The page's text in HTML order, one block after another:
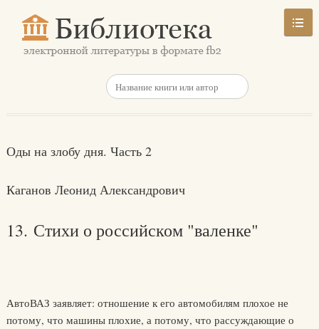
Оды на злобу дня. Часть 2
Каганов Леонид Александрович
13. Стихи о российском "валенке"
АвтоВАЗ заявляет: отношение к его автомобилям плохое не
потому, что машины плохие, а потому, что рассуждающие о